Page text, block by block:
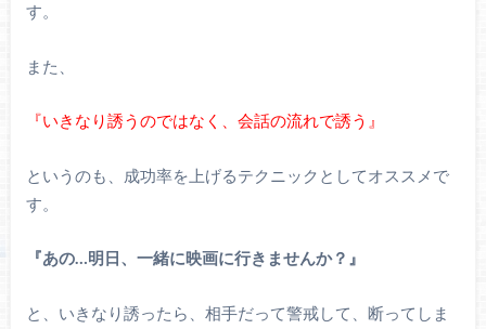
す。
また、
『いきなり誘うのではなく、会話の流れで誘う』
というのも、成功率を上げるテクニックとしてオススメで
す。
『あの…明日、一緒に映画に行きませんか？』
と、いきなり誘ったら、相手だって警戒して、断ってしま